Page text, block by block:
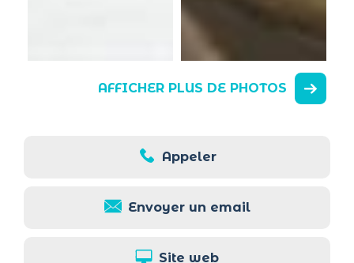
AFFICHER PLUS DE PHOTOS
Appeler
Envoyer un email
Site web